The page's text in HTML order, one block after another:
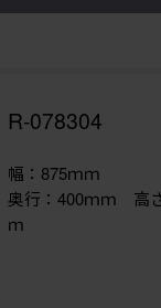
R-078304
幅：875ｍｍ
奥行：400ｍｍ 高
ｍ